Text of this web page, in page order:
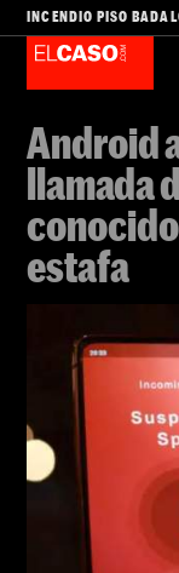
INCENDIO PISO
Android
llamada
estafa